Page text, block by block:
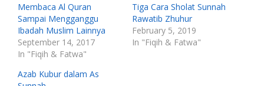
Membaca Al Quran
Sampai Mengganggu
Ibadah Muslim Lainnya
September 14, 2017
In "Fiqih & Fatwa"
Tiga Cara Sholat Sunnah
Rawatib Zhuhur
February 5, 2019
In "Fiqih & Fatwa"
Azab Kubur dalam As